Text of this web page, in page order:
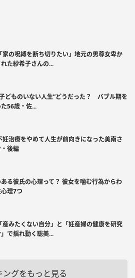
家の呪縛を断ち切りたい」地元の男尊女卑か
た紗希子さんの...
子どものいない人生”どうだった？ バブル期を
56歳・佐...
妊治療をやめて人生が前向きになった美南さ
後編
る彼氏の心理って？ 彼女を噛む行為からわ
理7つ
産みたくない自分」と「妊産婦の健康を研究
で揺れ動く聡美...
ングをもっと見る